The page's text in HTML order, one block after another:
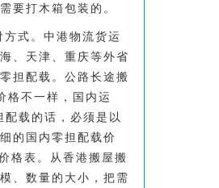
要打木箱包装的。
式。中港物流货运
、天津、重庆等外省
担配载。公路长途搬
格不一样，国内运
载的话，必须是以
的国内零担配载价
格表。从香港搬屋搬
、数量的大小，把需